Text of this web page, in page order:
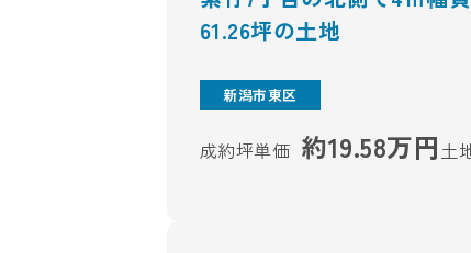
61.26坪の土地
新潟市東区
成約坪単価 約19.58万円 土